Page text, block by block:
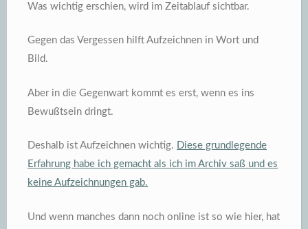
Was wichtig erschien, wird im Zeitablauf sichtbar.
Gegen das Vergessen hilft Aufzeichnen in Wort und
Bild.
Aber in die Gegenwart kommt es erst, wenn es ins
Bewußtsein dringt.
Deshalb ist Aufzeichnen wichtig. Diese grundlegende
Erfahrung habe ich gemacht als ich im Archiv saß und es
keine Aufzeichnungen gab.
Und wenn manches dann noch online ist so wie hier, hat